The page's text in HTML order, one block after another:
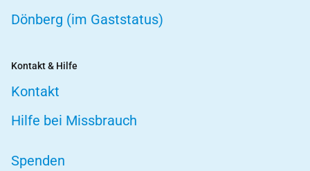
Dönberg (im Gaststatus)
Kontakt & Hilfe
Kontakt
Hilfe bei Missbrauch
Spenden